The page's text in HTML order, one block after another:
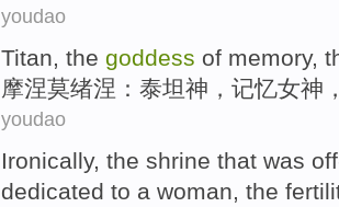
youdao
Titan, the goddess of memory,
摩涅莫绪涅： 泰坦神 ， 记忆女神
youdao
Ironically, the shrine that was
dedicated to a woman, the